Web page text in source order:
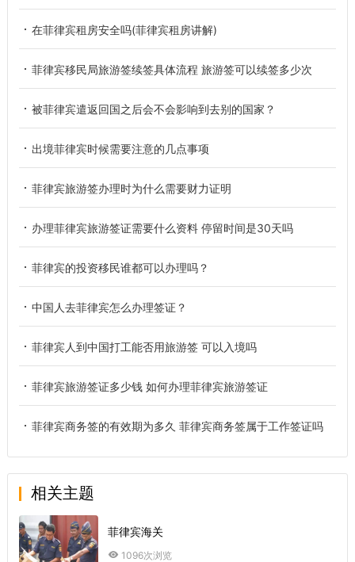
在菲律宾租房安全吗(菲律宾租房讲解)
菲律宾移民局旅游签续签具体流程 旅游签可以续签多少次
被菲律宾遣返回国之后会不会影响到去别的国家？
出境菲律宾时候需要注意的几点事项
菲律宾旅游签办理时为什么需要财力证明
办理菲律宾旅游签证需要什么资料 停留时间是30天吗
菲律宾的投资移民谁都可以办理吗？
中国人去菲律宾怎么办理签证？
菲律宾人到中国打工能否用旅游签 可以入境吗
菲律宾旅游签证多少钱 如何办理菲律宾旅游签证
菲律宾商务签的有效期为多久 菲律宾商务签属于工作签证吗
相关主题
菲律宾海关
1096次浏览